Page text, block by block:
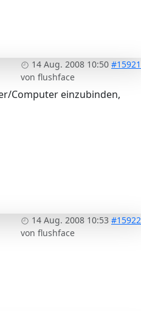
14 Aug. 2008 10:50 #15921
von flushface
Computer einzubinden,
14 Aug. 2008 10:53 #15922
von flushface